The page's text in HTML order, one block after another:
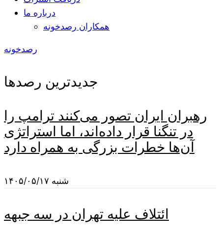
درباره ما
همکاران رصدخونه
رصدخونه
جدیدترین رصدها
رهبران ایران تصور می‌کنند ترامپ را
در تنگنا قرار داده‌اند، اما استراتژی
آن‌ها خطرات بزرگی به همراه دارد
شنبه ۱۴۰۵/۰۵/۱۷
ائتلاف علیه تهران در سه جبهه